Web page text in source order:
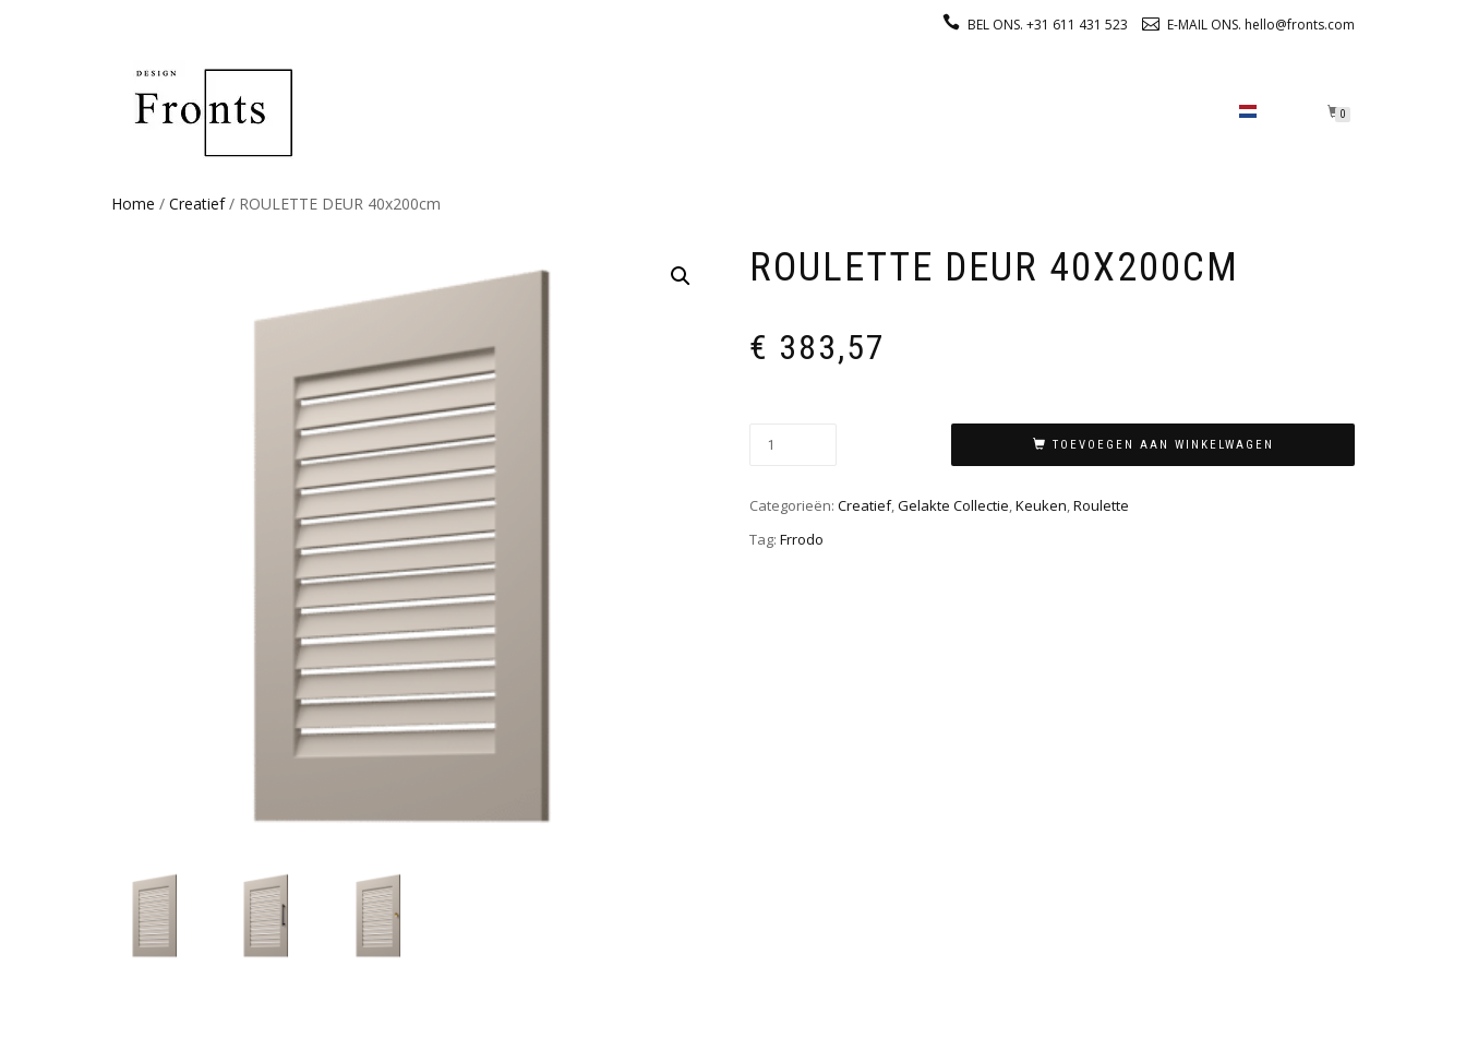
BEL ONS. +31 611 431 523 E-MAIL ONS. hello@fronts.com
0
Home / Creatief/ ROULETTE DEUR 40x200cm
ROULETTE DEUR 40X200CM
€ 383,57
TOEVOEGEN AAN WINKELWAGEN
Categorieën: Creatief,Gelakte Collectie,Keuken,Roulette
Tag: Frrodo